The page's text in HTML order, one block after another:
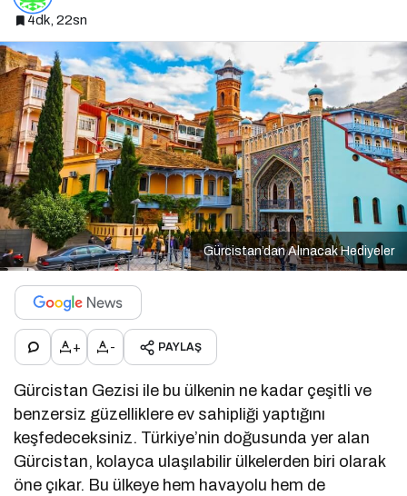
4dk, 22sn
Gürcistan’dan Alınacak Hediyeler
+ - PAYLAŞ
Gürcistan Gezisi ile bu ülkenin ne kadar çeşitli ve
benzersiz güzelliklere ev sahipliği yaptığını
keşfedeceksiniz. Türkiye’nin doğusunda yer alan
Gürcistan, kolayca ulaşılabilir ülkelerden biri olarak
öne çıkar. Bu ülkeye hem havayolu hem de